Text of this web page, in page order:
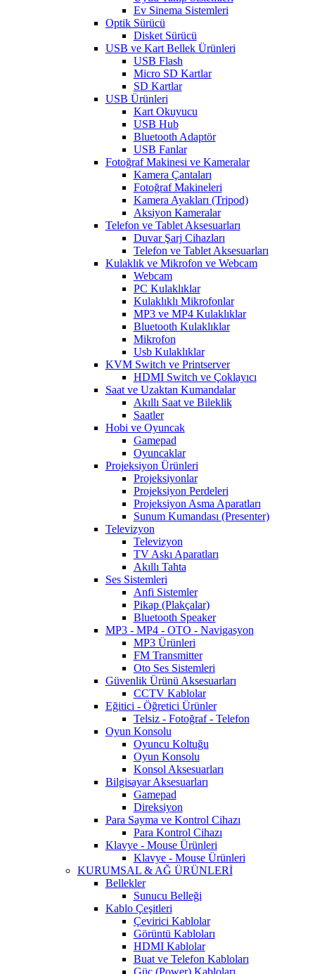
Ev Sinema Sistemleri
Optik Sürücü
Disket Sürücü
USB ve Kart Bellek Ürünleri
USB Flash
Micro SD Kartlar
SD Kartlar
USB Ürünleri
Kart Okuyucu
USB Hub
Bluetooth Adaptör
USB Fanlar
Fotoğraf Makinesi ve Kameralar
Kamera Çantaları
Fotoğraf Makineleri
Kamera Ayakları (Tripod)
Aksiyon Kameralar
Telefon ve Tablet Aksesuarları
Duvar Şarj Cihazları
Telefon ve Tablet Aksesuarları
Kulaklık ve Mikrofon ve Webcam
Webcam
PC Kulaklıklar
Kulaklıklı Mikrofonlar
MP3 ve MP4 Kulaklıklar
Bluetooth Kulaklıklar
Mikrofon
Usb Kulaklıklar
KVM Switch ve Printserver
HDMI Switch ve Çoklayıcı
Saat ve Uzaktan Kumandalar
Akıllı Saat ve Bileklik
Saatler
Hobi ve Oyuncak
Gamepad
Oyuncaklar
Projeksiyon Ürünleri
Projeksiyonlar
Projeksiyon Perdeleri
Projeksiyon Asma Aparatları
Sunum Kumandası (Presenter)
Televizyon
Televizyon
TV Askı Aparatları
Akıllı Tahta
Ses Sistemleri
Anfi Sistemler
Pikap (Plakçalar)
Bluetooth Speaker
MP3 - MP4 - OTO - Navigasyon
MP3 Ürünleri
FM Transmitter
Oto Ses Sistemleri
Güvenlik Ürünü Aksesuarları
CCTV Kablolar
Eğitici - Öğretici Ürünler
Telsiz - Fotoğraf - Telefon
Oyun Konsolu
Oyuncu Koltuğu
Oyun Konsolu
Konsol Aksesuarları
Bilgisayar Aksesuarları
Gamepad
Direksiyon
Para Sayma ve Kontrol Cihazı
Para Kontrol Cihazı
Klavye - Mouse Ürünleri
Klavye - Mouse Ürünleri
KURUMSAL & AĞ ÜRÜNLERİ
Bellekler
Sunucu Belleği
Kablo Çeşitleri
Çevirici Kablolar
Görüntü Kabloları
HDMI Kablolar
Buat ve Telefon Kabloları
Güç (Power) Kabloları